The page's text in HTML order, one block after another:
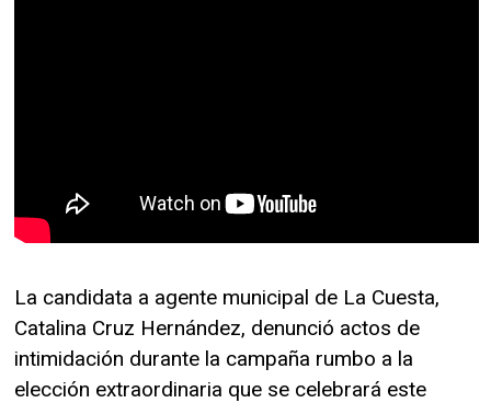
La candidata a agente municipal de La Cuesta,
Catalina Cruz Hernández, denunció actos de
intimidación durante la campaña rumbo a la
elección extraordinaria que se celebrará este